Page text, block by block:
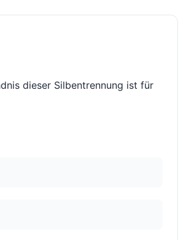
dieser Silbentrennung ist für